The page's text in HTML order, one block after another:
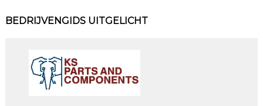
BEDRIJVENGIDS UITGELICHT